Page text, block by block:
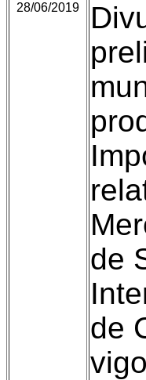
28/06/2019
de
de